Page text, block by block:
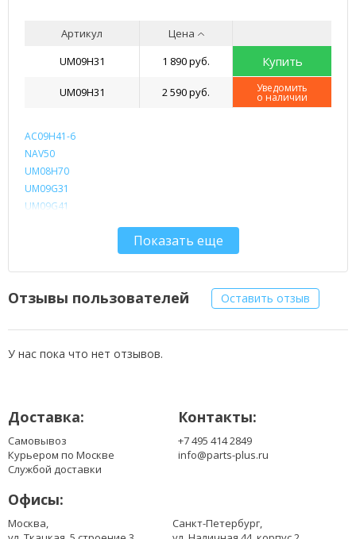
Артикул
Цена
UM09H31
1 890 руб. Купить
UM09H31 2 590 руб. Уведомить
о наличии
AC09H41-6
NAV50
UM08H70
UM09G31
UM09G41
UM09H36
UM09H41
UM09H71
Показать еще
Отзывы пользователей Оставить отзыв
У нас пока что нет отзывов.
Доставка:
Самовывоз
Курьером по Москве
Службой доставки
Контакты:
+7 495 414 2849
info@parts-plus.ru
Офисы:
Москва,
Санкт-Петербург,